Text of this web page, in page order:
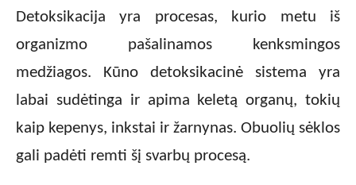
Detoksikacija yra procesas, kurio metu iš
organizmo pašalinamos kenksmingos
medžiagos. Kūno detoksikacinė sistema yra
labai sudėtinga ir apima keletą organų, tokių
kaip kepenys, inkstai ir žarnynas. Obuolių sėklos
gali padėti remti šį svarbų procesą.